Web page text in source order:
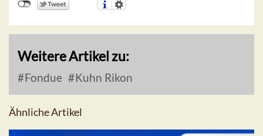
Weitere Artikel zu:
Fondue Kuhn Rikon
Ähnliche Artikel